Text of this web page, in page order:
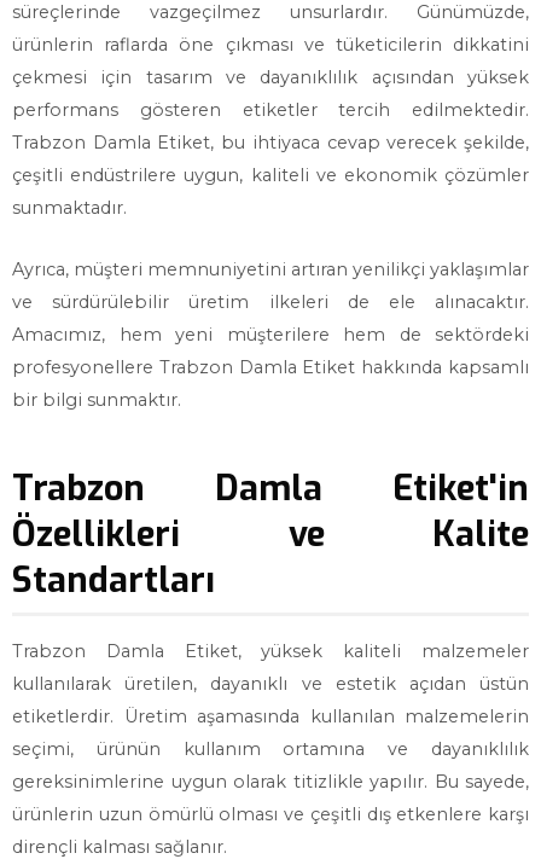
süreçlerinde vazgeçilmez unsurlardır. Günümüzde,
ürünlerin raflarda öne çıkması ve tüketicilerin dikkatini
çekmesi için tasarım ve dayanıklılık açısından yüksek
performans gösteren etiketler tercih edilmektedir.
Trabzon Damla Etiket, bu ihtiyaca cevap verecek şekilde,
çeşitli endüstrilere uygun, kaliteli ve ekonomik çözümler
sunmaktadır.
Ayrıca, müşteri memnuniyetini artıran yenilikçi yaklaşımlar
ve sürdürülebilir üretim ilkeleri de ele alınacaktır.
Amacımız, hem yeni müşterilere hem de sektördeki
profesyonellere Trabzon Damla Etiket hakkında kapsamlı
bir bilgi sunmaktır.
Trabzon Damla Etiket'in
Özellikleri ve Kalite
Standartları
Trabzon Damla Etiket, yüksek kaliteli malzemeler
kullanılarak üretilen, dayanıklı ve estetik açıdan üstün
etiketlerdir. Üretim aşamasında kullanılan malzemelerin
seçimi, ürünün kullanım ortamına ve dayanıklılık
gereksinimlerine uygun olarak titizlikle yapılır. Bu sayede,
ürünlerin uzun ömürlü olması ve çeşitli dış etkenlere karşı
dirençli kalması sağlanır.